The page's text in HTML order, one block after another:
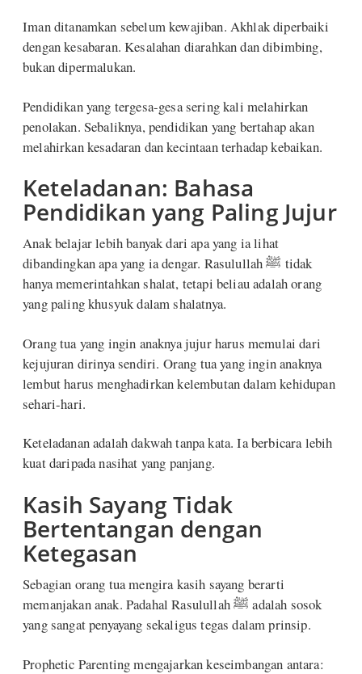
Iman ditanamkan sebelum kewajiban. Akhlak diperbaiki
dengan kesabaran. Kesalahan diarahkan dan dibimbing,
bukan dipermalukan.
Pendidikan yang tergesa-gesa sering kali melahirkan
penolakan. Sebaliknya, pendidikan yang bertahap akan
melahirkan kesadaran dan kecintaan terhadap kebaikan.
Keteladanan: Bahasa
Pendidikan yang Paling Jujur
Anak belajar lebih banyak dari apa yang ia lihat
dibandingkan apa yang ia dengar. Rasulullah ﷺ tidak
hanya memerintahkan shalat, tetapi beliau adalah orang
yang paling khusyuk dalam shalatnya.
Orang tua yang ingin anaknya jujur harus memulai dari
kejujuran dirinya sendiri. Orang tua yang ingin anaknya
lembut harus menghadirkan kelembutan dalam kehidupan
sehari-hari.
Keteladanan adalah dakwah tanpa kata. Ia berbicara lebih
kuat daripada nasihat yang panjang.
Kasih Sayang Tidak
Bertentangan dengan
Ketegasan
Sebagian orang tua mengira kasih sayang berarti
memanjakan anak. Padahal Rasulullah ﷺ adalah sosok
yang sangat penyayang sekaligus tegas dalam prinsip.
Prophetic Parenting mengajarkan keseimbangan antara: